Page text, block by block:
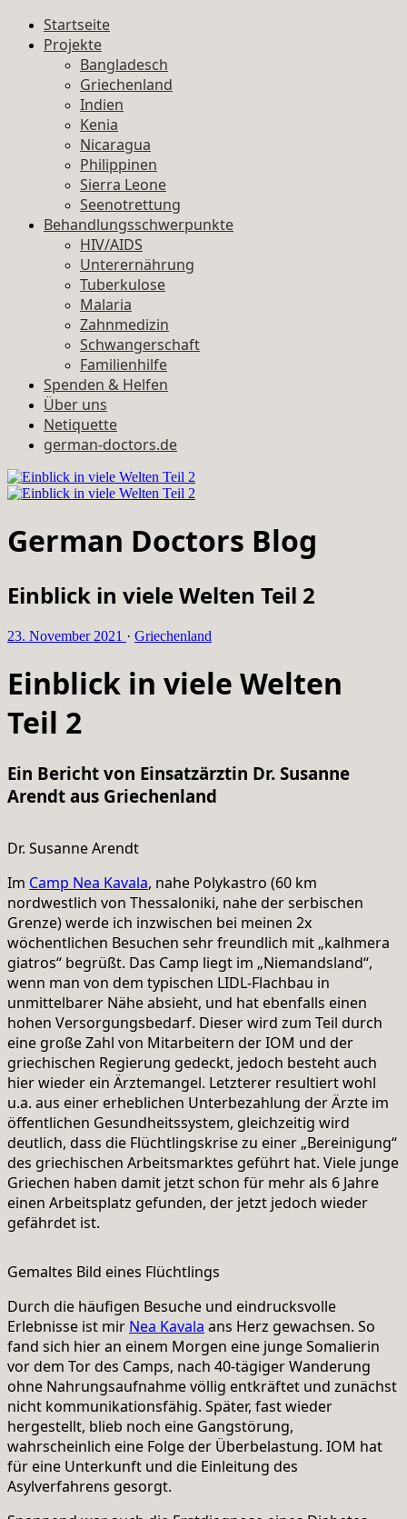
Startseite
Projekte
Bangladesch
Griechenland
Indien
Kenia
Nicaragua
Philippinen
Sierra Leone
Seenotrettung
Behandlungsschwerpunkte
HIV/AIDS
Unterernährung
Tuberkulose
Malaria
Zahnmedizin
Schwangerschaft
Familienhilfe
Spenden & Helfen
Über uns
Netiquette
german-doctors.de
German Doctors Blog
Einblick in viele Welten Teil 2
23. November 2021 · Griechenland
Einblick in viele Welten
Teil 2
Ein Bericht von Einsatzärztin Dr. Susanne
Arendt aus Griechenland
Dr. Susanne Arendt
Im Camp Nea Kavala, nahe Polykastro (60 km
nordwestlich von Thessaloniki, nahe der serbischen
Grenze) werde ich inzwischen bei meinen 2x
wöchentlichen Besuchen sehr freundlich mit „kalhmera
giatros“ begrüßt. Das Camp liegt im „Niemandsland“,
wenn man von dem typischen LIDL-Flachbau in
unmittelbarer Nähe absieht, und hat ebenfalls einen
hohen Versorgungsbedarf. Dieser wird zum Teil durch
eine große Zahl von Mitarbeitern der IOM und der
griechischen Regierung gedeckt, jedoch besteht auch
hier wieder ein Ärztemangel. Letzterer resultiert wohl
u.a. aus einer erheblichen Unterbezahlung der Ärzte im
öffentlichen Gesundheitssystem, gleichzeitig wird
deutlich, dass die Flüchtlingskrise zu einer „Bereinigung“
des griechischen Arbeitsmarktes geführt hat. Viele junge
Griechen haben damit jetzt schon für mehr als 6 Jahre
einen Arbeitsplatz gefunden, der jetzt jedoch wieder
gefährdet ist.
Gemaltes Bild eines Flüchtlings
Durch die häufigen Besuche und eindrucksvolle
Erlebnisse ist mir Nea Kavala ans Herz gewachsen. So
fand sich hier an einem Morgen eine junge Somalierin
vor dem Tor des Camps, nach 40-tägiger Wanderung
ohne Nahrungsaufnahme völlig entkräftet und zunächst
nicht kommunikationsfähig. Später, fast wieder
hergestellt, blieb noch eine Gangstörung,
wahrscheinlich eine Folge der Überbelastung. IOM hat
für eine Unterkunft und die Einleitung des
Asylverfahrens gesorgt.